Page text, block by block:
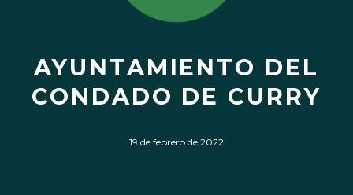
AYUNTAMIENTO DEL
CONDADO DE CURRY
19 de febrero de 2022